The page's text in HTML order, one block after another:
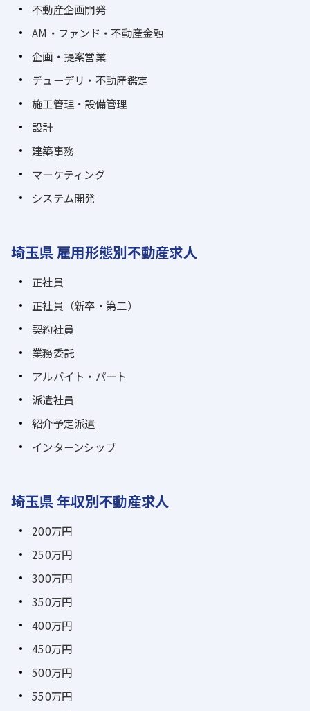
不動産企画開発
AM・ファンド・不動産金融
企画・提案営業
デューデリ・不動産鑑定
施工管理・設備管理
設計
建築事務
マーケティング
システム開発
埼玉県 雇用形態別不動産求人
正社員
正社員（新卒・第二）
契約社員
業務委託
アルバイト・パート
派遣社員
紹介予定派遣
インターンシップ
埼玉県 年収別不動産求人
200万円
250万円
300万円
350万円
400万円
450万円
500万円
550万円